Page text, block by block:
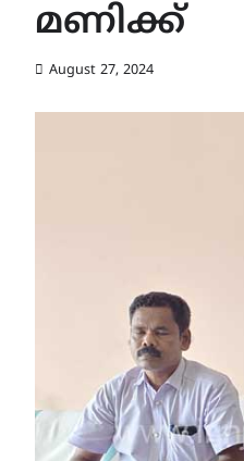
മണിക്ക്
August 27, 2024